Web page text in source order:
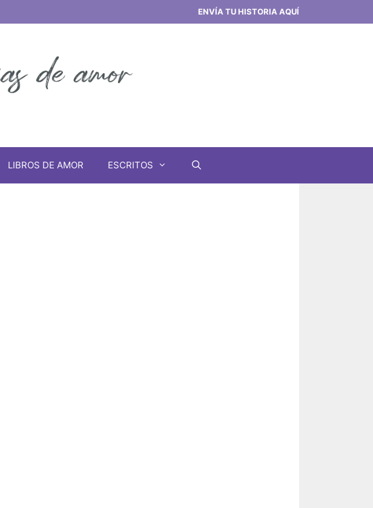
ENVÍA TU HISTORIA AQUÍ
LIBROS DE AMOR ESCRITOS